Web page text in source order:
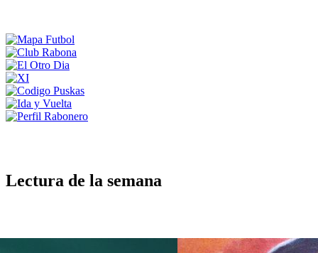
Lectura de la semana